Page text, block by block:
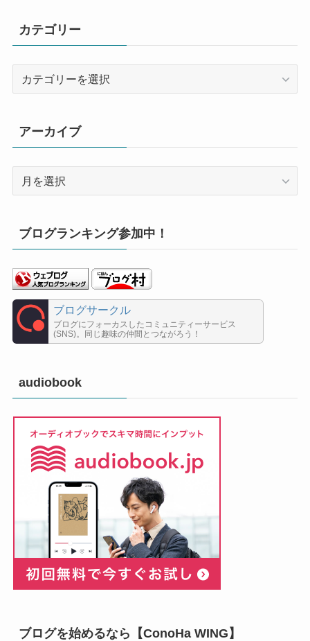
カテゴリー
リ
ー
アーカイブ
ブ
ブログランキング参加中！
ブログサークル
ブログにフォーカスしたコミュニティーサービス
(SNS)。同じ趣味の仲間とつながろう！
audiobook
ブログを始めるなら【ConoHa WING】